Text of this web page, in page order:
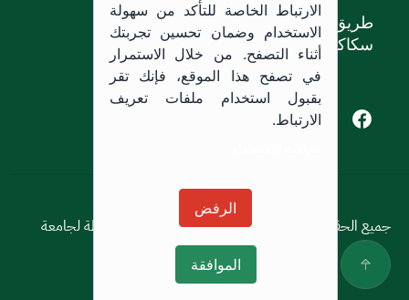
طريق الملك خالد،
سكاكا, المملكة العربية السعودية.
Facebook of Jouf University
X of Jouf University
سياسة الاستخدام
جميع الحقوق محفوظة © 2026 جميع الحقوق محفوظة لجامعة
الجوف
الارتباط الخاصة للتأكد من سهولة
الاستخدام وضمان تحسين تجربتك
أثناء التصفح. من خلال الاستمرار
في تصفح هذا الموقع، فإنك تقر
بقبول استخدام ملفات تعريف
الارتباط.
الرفض
الموافقة